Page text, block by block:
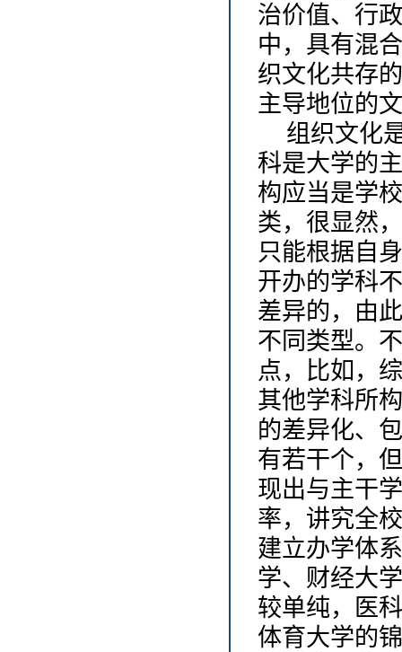
治价值、行
中，具有混
织文化共存
主导地位的
组织文化
科是大学的
构应当是学
类，很显然
只能根据自
开办的学科
差异的，由
不同类型。
点，比如，
其他学科所
的差异化、
有若干个，
现出与主干
率，讲究全
建立办学体
学、财经大
较单纯，医
体育大学的